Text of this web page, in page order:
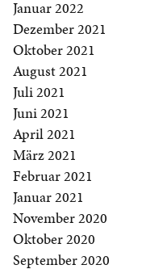
Januar 2022
Dezember 2021
Oktober 2021
August 2021
Juli 2021
Juni 2021
April 2021
März 2021
Februar 2021
Januar 2021
November 2020
Oktober 2020
September 2020